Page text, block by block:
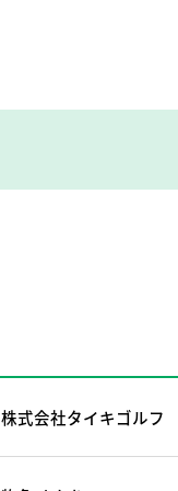
株式会社タイキゴルフ